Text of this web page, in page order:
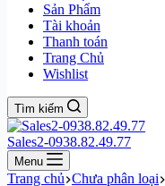
Sản Phẩm
Tài khoản
Thanh toán
Trang Chủ
Wishlist
Tìm kiếm
Sales2-0938.82.49.77
Menu
Trang chủ Chưa phân loại